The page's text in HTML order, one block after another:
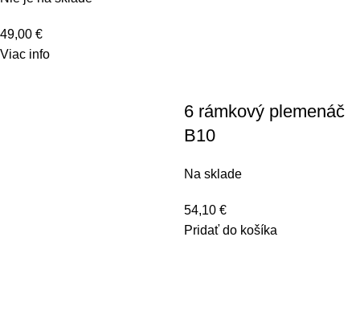
49,00 €
Viac info
6 rámkový plemenáč
B10
Na sklade
54,10 €
Pridať do košíka